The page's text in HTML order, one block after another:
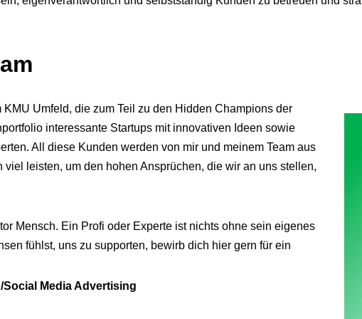
Umfeld, die zum Teil zu den Hidden Champions der
interessante Startups mit innovativen Ideen sowie
All diese Kunden werden von mir und meinem Team aus
leisten, um den hohen Ansprüchen, die wir an uns stellen,
Mensch. Ein Profi oder Experte ist nichts ohne sein eigenes
fühlst, uns zu supporten, bewirb dich hier gern für ein
Media Advertising